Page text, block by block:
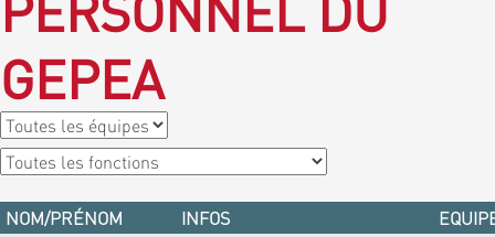
GEPEA
NOM/PRÉNOM INFOS